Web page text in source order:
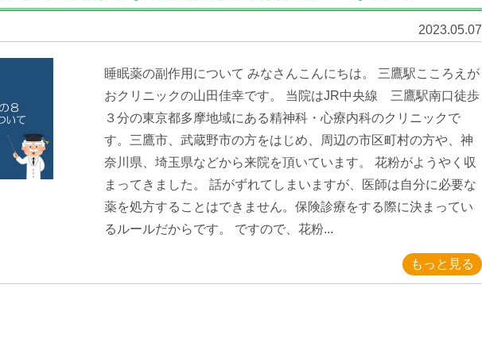
2023.05.07
睡眠薬の副作用について みなさんこんにちは。 三鷹駅こころえが
おクリニックの山田佳幸です。 当院はJR中央線 三鷹駅南口徒歩
３分の東京都多摩地域にある精神科・心療内科のクリニックで
す。三鷹市、武蔵野市の方をはじめ、周辺の市区町村の方や、神
奈川県、埼玉県などから来院を頂いています。 花粉がようやく収
まってきました。 話がずれてしまいますが、医師は自分に必要な
薬を処方することはできません。保険診療をする際に決まってい
るルールだからです。 ですので、花粉...
もっと見る